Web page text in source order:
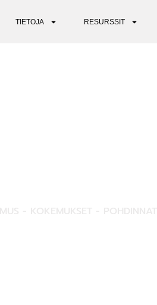
TIETOJA RESURSSIT